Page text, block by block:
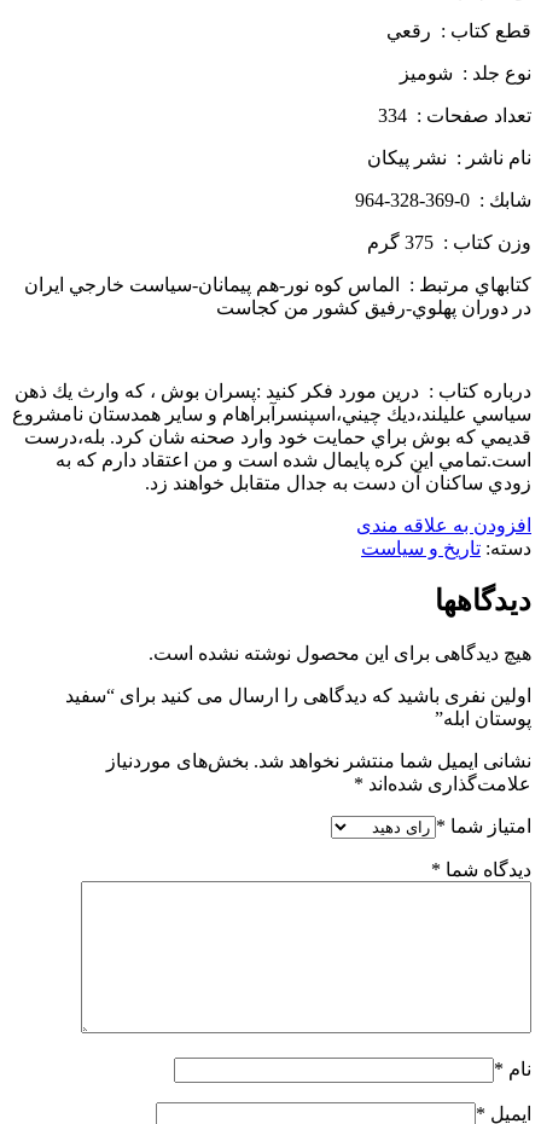
قطع كتاب : رقعي
نوع جلد : شوميز
تعداد صفحات : 334
نام ناشر : نشر پيكان
شابك : 0-369-328-964
وزن كتاب : 375 گرم
كتابهاي مرتبط : الماس كوه نور-هم پيمانان-سياست خارجي ايران
در دوران پهلوي-رفيق كشور من كجاست
درباره كتاب : درين مورد فكر كنيد :پسران بوش ، كه وارث يك ذهن
سياسي عليلند،ديك چيني،اسپنسرآبراهام و ساير همدستان نامشروع
قديمي كه بوش براي حمايت خود وارد صحنه شان كرد. بله،درست
است.تمامي اين كره پايمال شده است و من اعتقاد دارم كه به
زودي ساكنان آن دست به جدال متقابل خواهند زد.
افزودن به علاقه مندی
دسته: تاریخ و سیاست
دیدگاهها
هیچ دیدگاهی برای این محصول نوشته نشده است.
اولین نفری باشید که دیدگاهی را ارسال می کنید برای “سفيد
پوستان ابله”
نشانی ایمیل شما منتشر نخواهد شد. بخش‌های موردنیاز
علامت‌گذاری شده‌اند *
امتیاز شما *
دیدگاه شما *
نام *
ایمیل *